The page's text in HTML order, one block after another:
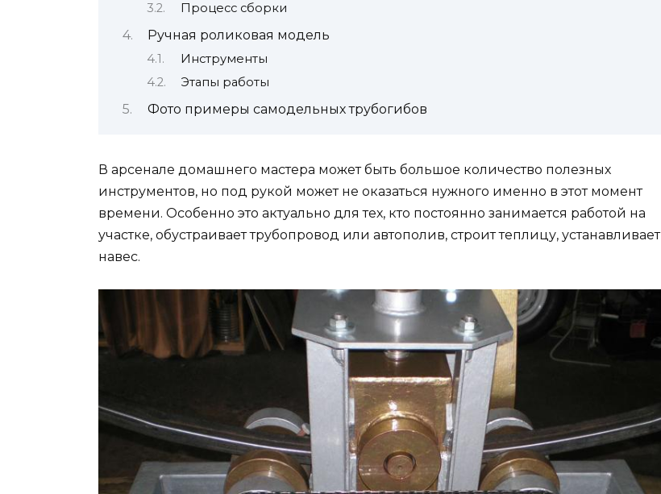
Процесс сборки
Ручная роликовая модель
Инструменты
Этапы работы
Фото примеры самодельных трубогибов
В арсенале домашнего мастера может быть большое количество полезных
инструментов, но под рукой может не оказаться нужного именно в этот момент
времени. Особенно это актуально для тех, кто постоянно занимается работой на
участке, обустраивает трубопровод или автополив, строит теплицу, устанавливает
навес.